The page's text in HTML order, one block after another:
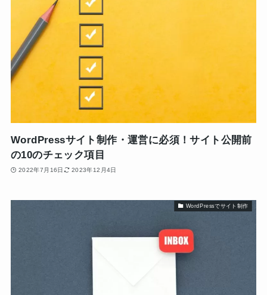
WordPressサイト制作・運営に必須！サイト公開前
の10のチェック項目
2022年7月16日 2023年12月4日
WordPressでサイト制作